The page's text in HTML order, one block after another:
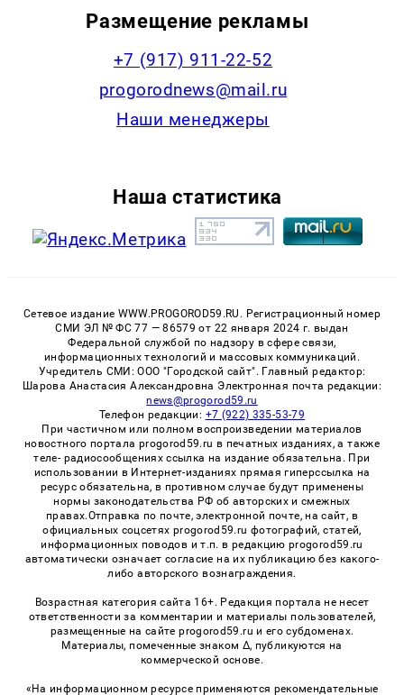
Размещение рекламы
+7 (917) 911-22-52
progorodnews@mail.ru
Наши менеджеры
Наша статистика
Сетевое издание WWW.PROGOROD59.RU. Регистрационный номер
СМИ ЭЛ № ФС 77 — 86579 от 22 января 2024 г. выдан
Федеральной службой по надзору в сфере связи,
информационных технологий и массовых коммуникаций.
Учредитель СМИ: ООО "Городской сайт". Главный редактор:
Шарова Анастасия Александровна Электронная почта редакции:
news@progorod59.ru
Телефон редакции: +7 (922) 335-53-79
При частичном или полном воспроизведении материалов
новостного портала progorod59.ru в печатных изданиях, а также
теле- радиосообщениях ссылка на издание обязательна. При
использовании в Интернет-изданиях прямая гиперссылка на
ресурс обязательна, в противном случае будут применены
нормы законодательства РФ об авторских и смежных
правах.Отправка по почте, электронной почте, на сайт, в
официальных соцсетях progorod59.ru фотографий, статей,
информационных поводов и т.п. в редакцию progorod59.ru
автоматически означает согласие на их публикацию без какого-
либо авторского вознаграждения.
Возрастная категория сайта 16+. Редакция портала не несет
ответственности за комментарии и материалы пользователей,
размещенные на сайте progorod59.ru и его субдоменах.
Материалы, помеченные знаком Δ, публикуются на
коммерческой основе.
«На информационном ресурсе применяются рекомендательные